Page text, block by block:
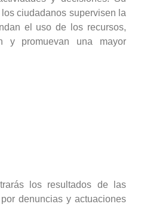
ciudadanos supervisen la
el uso de los recursos,
y promuevan una mayor
los resultados de las
denuncias y actuaciones